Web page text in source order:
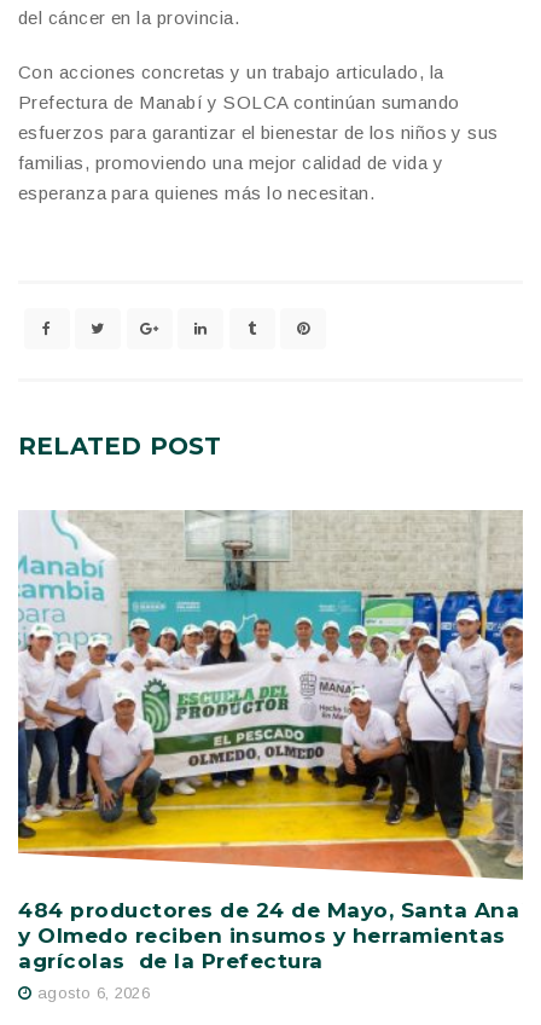
del cáncer en la provincia.
Con acciones concretas y un trabajo articulado, la
Prefectura de Manabí y SOLCA continúan sumando
esfuerzos para garantizar el bienestar de los niños y sus
familias, promoviendo una mejor calidad de vida y
esperanza para quienes más lo necesitan.
RELATED POST
484 productores de 24 de Mayo, Santa Ana
y Olmedo reciben insumos y herramientas
agrícolas de la Prefectura
agosto 6, 2026